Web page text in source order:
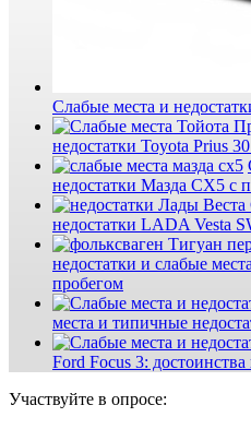
Слабые места и
недостатки Toyota Prius
недостатки Мазда СХ5 с
недостатки LADA Vesta
недостатки и слабые
пробегом
места и типичные
Ford Focus 3: достоинства
Участвуйте в опросе: